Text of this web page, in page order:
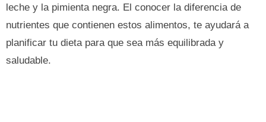
leche y la pimienta negra. El conocer la diferencia de
nutrientes que contienen estos alimentos, te ayudará a
planificar tu dieta para que sea más equilibrada y
saludable.